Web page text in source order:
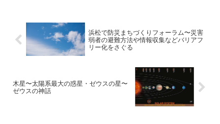
浜松で防災まちづくりフォーラム〜災害
弱者の避難方法や情報収集などバリアフ
リー化をさぐる
木星〜太陽系最大の惑星・ゼウスの星〜
ゼウスの神話